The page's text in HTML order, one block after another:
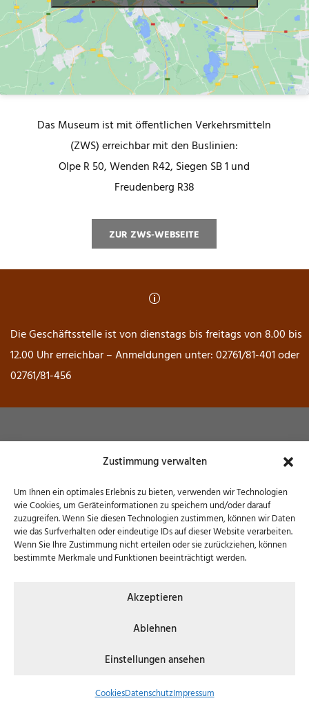
Zustimmung verwalten
Um Ihnen ein optimales Erlebnis zu bieten, verwenden wir Technologien
wie Cookies, um Geräteinformationen zu speichern und/oder darauf
zuzugreifen. Wenn Sie diesen Technologien zustimmen, können wir Daten
wie das Surfverhalten oder eindeutige IDs auf dieser Website verarbeiten.
Wenn Sie Ihre Zustimmung nicht erteilen oder sie zurückziehen, können
bestimmte Merkmale und Funktionen beeinträchtigt werden.
Akzeptieren
Ablehnen
Einstellungen ansehen
CookiesDatenschutzImpressum
Das Museum ist mit öffentlichen Verkehrsmitteln
(ZWS) erreichbar mit den Buslinien:
Olpe R 50, Wenden R42, Siegen SB 1 und
Freudenberg R38
ZUR ZWS-WEBSEITE
p
Die Geschäftsstelle ist von dienstags bis freitags von 8.00 bis
12.00 Uhr erreichbar – Anmeldungen unter: 02761/81-401 oder
02761/81-456
Museum Wendener Hütte
© 2026 Museum Wendener Hütte | Konzept, Design